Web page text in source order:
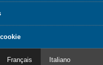
Français Italiano